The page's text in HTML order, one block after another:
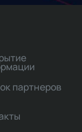
партнеров